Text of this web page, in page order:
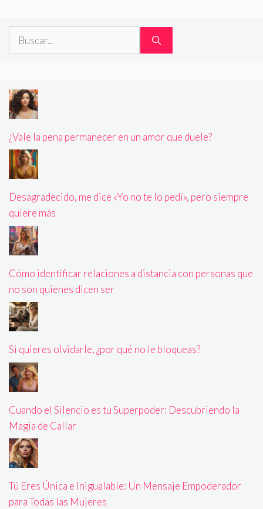
Buscar:
¿Vale la pena permanecer en un amor que duele?
Desagradecido, me dice «Yo no te lo pedí», pero siempre
quiere más
Cómo identificar relaciones a distancia con personas que
no son quienes dicen ser
Si quieres olvidarle, ¿por qué no le bloqueas?
Cuando el Silencio es tu Superpoder: Descubriendo la
Magia de Callar
Tú Eres Única e Inigualable: Un Mensaje Empoderador
para Todas las Mujeres